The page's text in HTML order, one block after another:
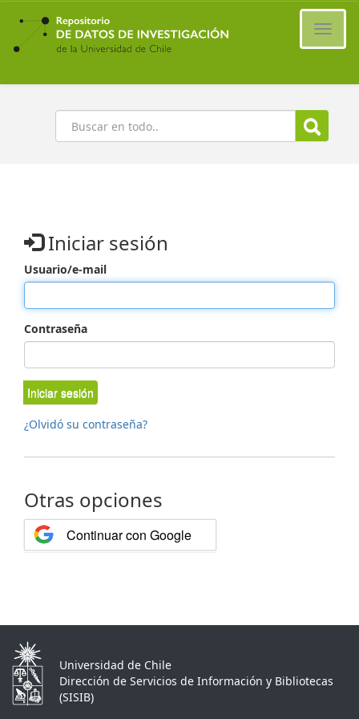
Ir
contenido
principal
Buscar
Iniciar sesión
Usuario/e-mail
Contraseña
Iniciar sesión
¿Olvidó su contraseña?
Otras opciones
Continuar con Google
Universidad de Chile
Dirección de Servicios de Información y Bibliotecas
(SISIB)